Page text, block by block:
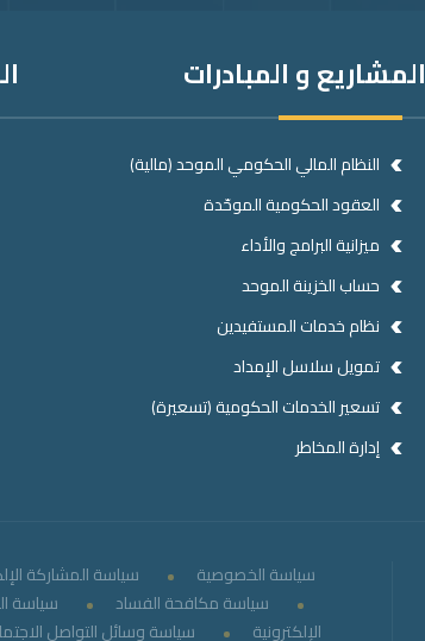
المشاريع و المبادرات
النظام المالي الحكومي الموحد (مالية)
العقود الحكومية الموحّدة
ميزانية البرامج والأداء
حساب الخزينة الموحد
نظام خدمات المستفيدين
تمويل سلاسل الإمداد
تسعير الخدمات الحكومية (تسعيرة)
إدارة المخاطر
سياسة الخصوصية سياسة المشاركة
سياسة مكافحة الفساد
سياسة
الإلكترونية
سياسة وسائل التواصل